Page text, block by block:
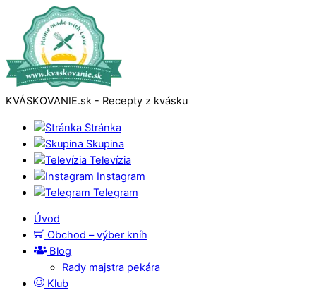
KVÁSKOVANIE.sk - Recepty z kvásku
Stránka
Skupina
Televízia
Instagram
Telegram
Úvod
Obchod – výber kníh
Blog
Rady majstra pekára
Klub